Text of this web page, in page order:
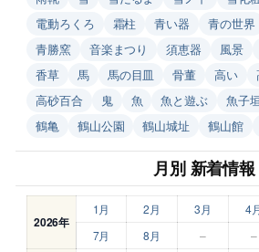
電動ろくろ
霜柱 青い器 青の世界
青勝窯
音楽まつり 須恵器 風景
香草
馬 馬の目皿 骨董 高い
高砂百合
鬼 魚 魚と遊ぶ 魚子
鶴亀
鶴山公園 鶴山城址 鶴山館
月別 新着情報
2026年
1月 2月 3月 4
7月
8月 – –